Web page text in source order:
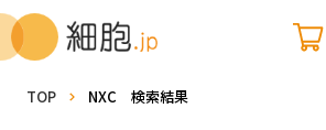
TOP NXC 検索結果